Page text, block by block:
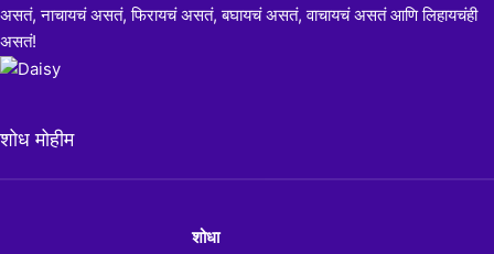
असतं, नाचायचं असतं, फिरायचं असतं, बघायचं असतं, वाचायचं असतं आणि लिहायचंही
असतं!
शोध मोहीम
शोधा